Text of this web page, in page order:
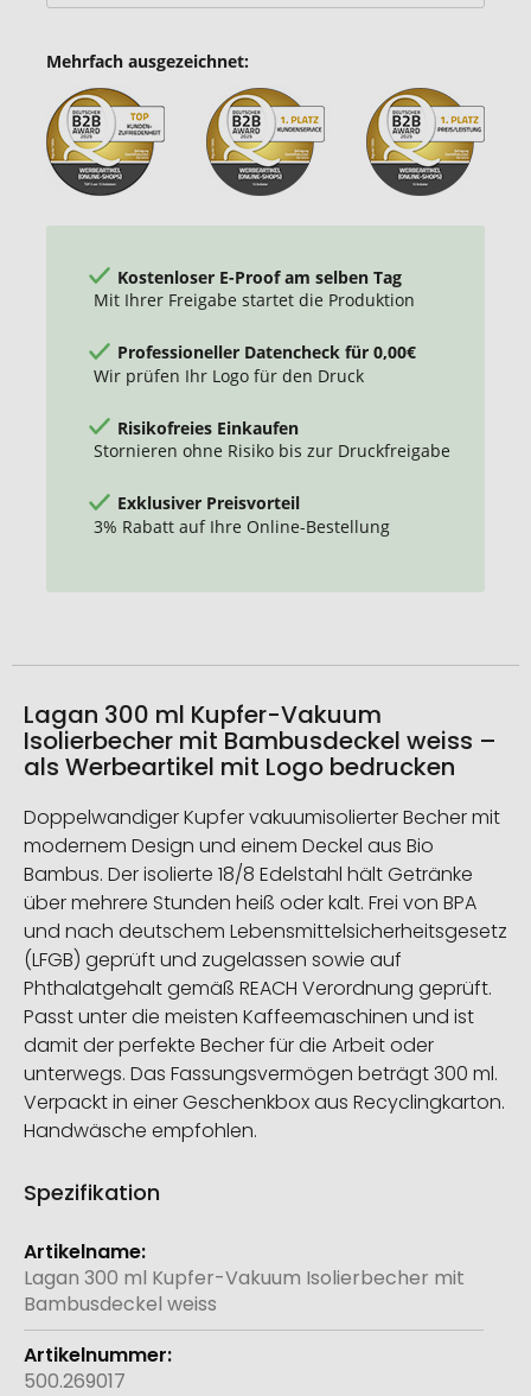
Mehrfach ausgezeichnet:
Kostenloser E-Proof am selben Tag
Mit Ihrer Freigabe startet die Produktion
Professioneller Datencheck für 0,00€
Wir prüfen Ihr Logo für den Druck
Risikofreies Einkaufen
Stornieren ohne Risiko bis zur Druckfreigabe
Exklusiver Preisvorteil
3% Rabatt auf Ihre Online-Bestellung
Lagan 300 ml Kupfer-Vakuum
Isolierbecher mit Bambusdeckel weiss –
als Werbeartikel mit Logo bedrucken
Doppelwandiger Kupfer vakuumisolierter Becher mit
modernem Design und einem Deckel aus Bio
Bambus. Der isolierte 18/8 Edelstahl hält Getränke
über mehrere Stunden heiß oder kalt. Frei von BPA
und nach deutschem Lebensmittelsicherheitsgesetz
(LFGB) geprüft und zugelassen sowie auf
Phthalatgehalt gemäß REACH Verordnung geprüft.
Passt unter die meisten Kaffeemaschinen und ist
damit der perfekte Becher für die Arbeit oder
unterwegs. Das Fassungsvermögen beträgt 300 ml.
Verpackt in einer Geschenkbox aus Recyclingkarton.
Handwäsche empfohlen.
Spezifikation
Weitere
Informationen
Lagan 300 ml Kupfer-Vakuum Isolierbecher mit
Bambusdeckel weiss
500.269017